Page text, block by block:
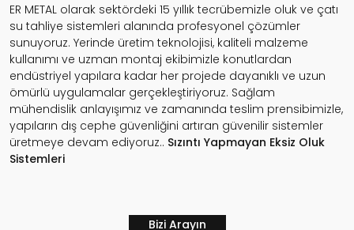
ER METAL olarak sektördeki 15 yıllık tecrübemizle oluk ve çatı
su tahliye sistemleri alanında profesyonel çözümler
sunuyoruz. Yerinde üretim teknolojisi, kaliteli malzeme
kullanımı ve uzman montaj ekibimizle konutlardan
endüstriyel yapılara kadar her projede dayanıklı ve uzun
ömürlü uygulamalar gerçekleştiriyoruz. Sağlam
mühendislik anlayışımız ve zamanında teslim prensibimizle,
yapıların dış cephe güvenliğini artıran güvenilir sistemler
üretmeye devam ediyoruz.. Sızıntı Yapmayan Eksiz Oluk
Sistemleri
Bizi Arayın